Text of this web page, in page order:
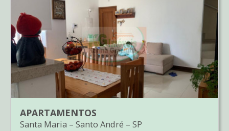
APARTAMENTOS
Santa Maria – Santo André – SP